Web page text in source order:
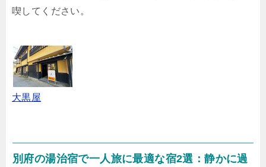
喫してください。
大黒屋
別府の湯治宿で一人旅に最適な宿2選：静かに過